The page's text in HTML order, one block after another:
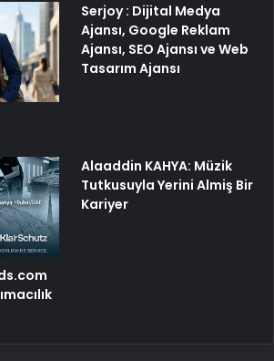
Serjoy : Dijital Medya
Ajansı, Google Reklam
Ajansı, SEO Ajansı ve Web
Tasarım Ajansı
Alaaddin KAHYA: Müzik
Tutkusuyla Yerini Almiş Bir
Kariyer